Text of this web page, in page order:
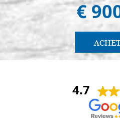
€
4.7